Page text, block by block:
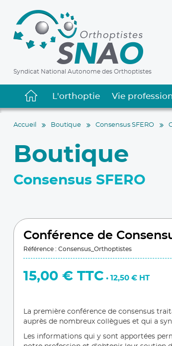
Syndicat National Autonome des Orthoptistes
L'orthoptie Vie
Accueil Boutique Consensus SFERO
Boutique
Consensus SFERO
Conférence de
Référence : Consensus_Orthoptistes
15,00 € TTC • 12,50 € HT
La première conférence de consensus
auprès de nombreux collègues et qui a
Les informations qui y sont apportées